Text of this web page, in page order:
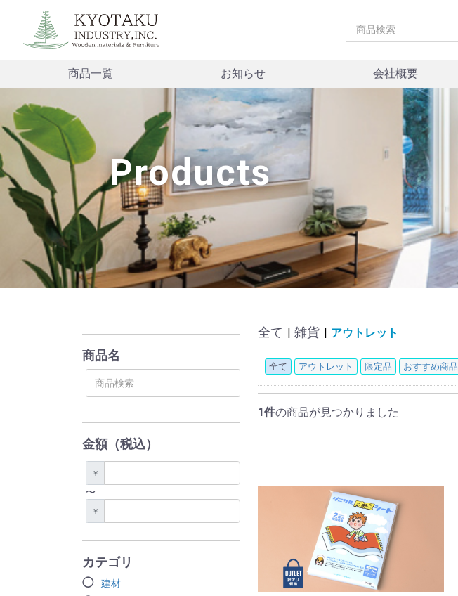
商品一覧 お知らせ 会社概要
Products
商品名
金額（税込）
￥
〜
￥
カテゴリ
建材
全て | 雑貨 | アウトレット
全て アウトレット 限定品 おすすめ商品
1件の商品が見つかりました